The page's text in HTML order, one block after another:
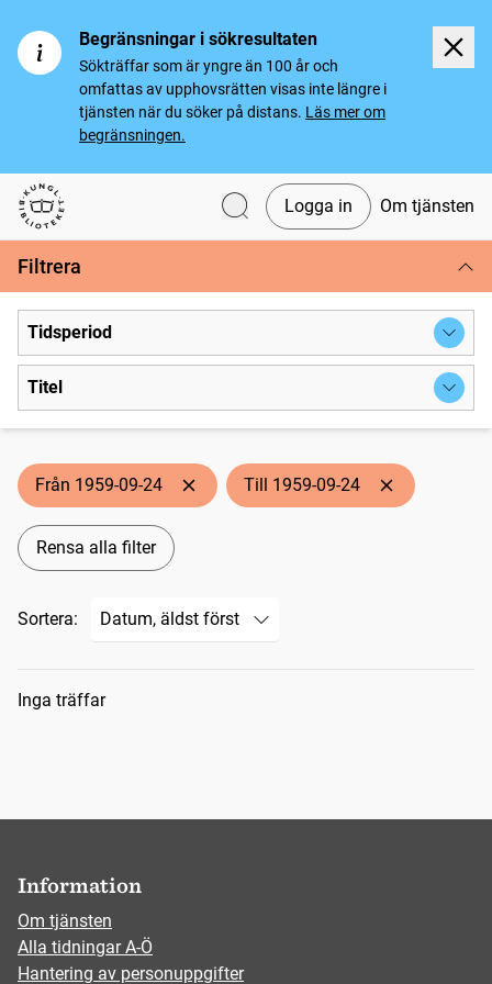
Begränsningar i sökresultaten
Sökträffar som är yngre än 100 år och
omfattas av upphovsrätten visas inte längre i
tjänsten när du söker på distans. Läs mer om
begränsningen.
Svenska tidningar
Logga in Om tjänsten
Filtrera
Tidsperiod
Titel
Från 1959-09-24 Till 1959-09-24
Rensa alla filter
Sortera:
Sökresultat
Inga träffar
Information
Om tjänsten
Alla tidningar A-Ö
Hantering av personuppgifter